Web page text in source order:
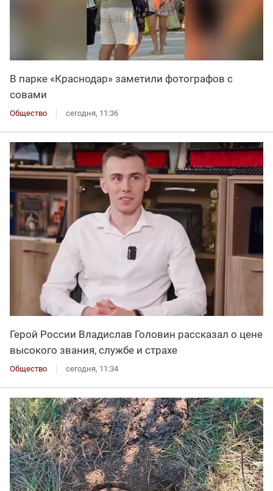
В парке «Краснодар» заметили фотографов с
совами
Общество сегодня, 11:36
Герой России Владислав Головин рассказал о цене
высокого звания, службе и страхе
Общество сегодня, 11:34